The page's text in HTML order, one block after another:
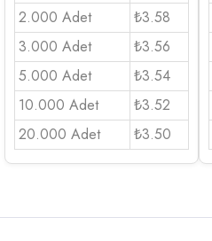
2.000 Adet
₺3.58
3.000 Adet
₺3.56
5.000 Adet
₺3.54
10.000 Adet
₺3.52
20.000 Adet
₺3.50